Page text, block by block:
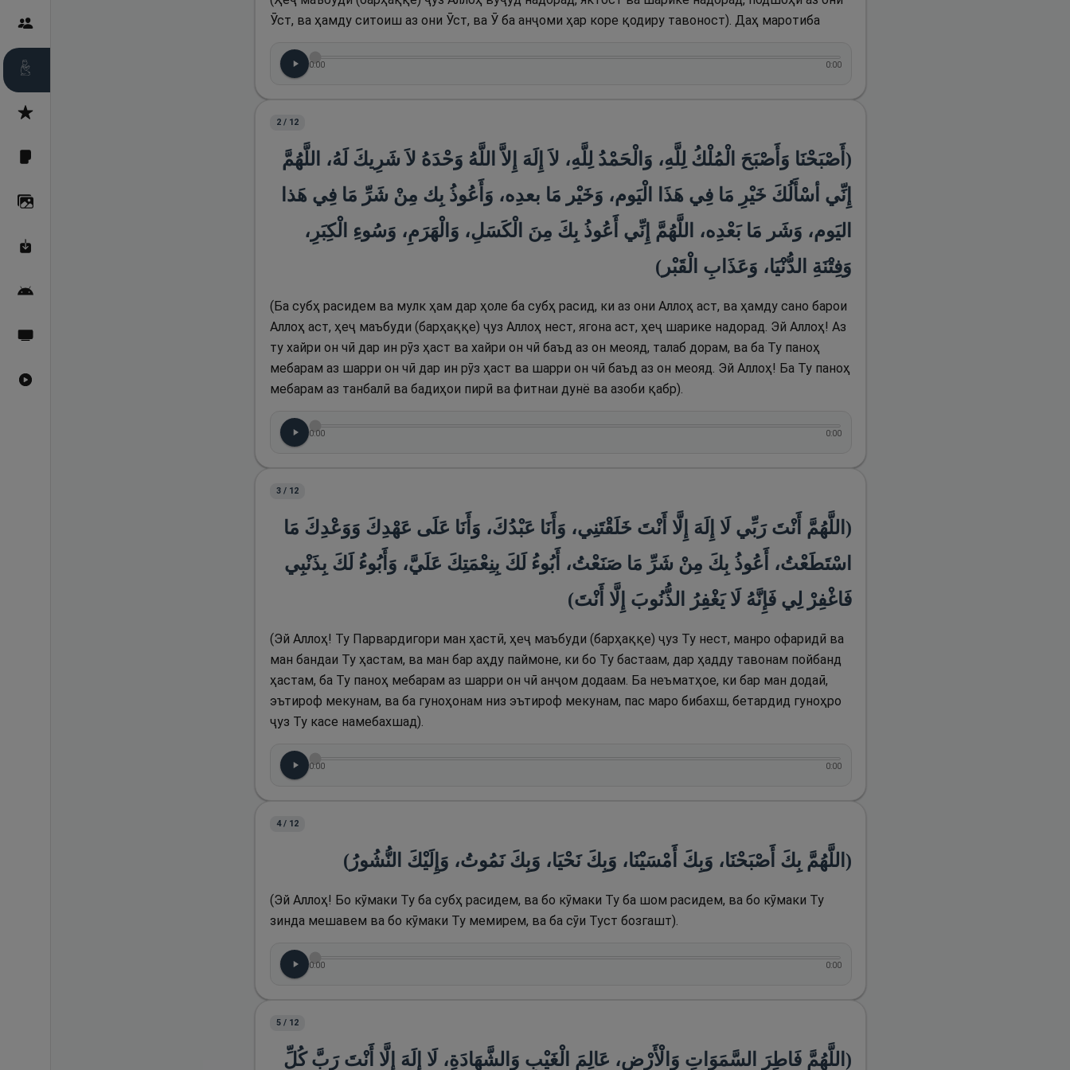
Ӯст, ва ҳамду ситоиш аз они Ӯст, ва Ӯ ба анҷоми ҳар коре қодиру тавоност). Даҳ маротиба
0:00 0:00
2/ 12
(أَصْبَحْنَا وَأَصْبَحَ الْمُلْكُ لِلَّهِ، وَالْحَمْدُ لِلَّهِ، لاَ إِلَهَ إِلاَّ اللَّهُ وَحْدَهُ لاَ شَرِيكَ لَهُ، اللَّهُمَّ
إِنِّي أسْأَلُكَ خَيْرِ مَا فِي هَذَا الْيَوم، وَخَيْر مَا بعدِه، وَأَعُوذُ بِك مِنْ شَرِّ مَا فِي هَذا
اليَوم، وَشَر مَا بَعْدِه، اللَّهُمَّ إِنِّي أَعُوذُ بِكَ مِنَ الْكَسَلِ، وَالْهَرَمِ، وَسُوءِ الْكِبَرِ،
وَفِتْنَةِ الدُّنْيَا، وَعَذَابِ الْقَبْر)
(Ба субҳ расидем ва мулк ҳам дар ҳоле ба субҳ расид, ки аз они Аллоҳ аст, ва ҳамду сано барои
Аллоҳ аст, ҳеҷ маъбуди (барҳаққе) ҷуз Аллоҳ нест, ягона аст, ҳеҷ шарике надорад. Эй Аллоҳ! Аз
ту хайри он чӣ дар ин рӯз ҳаст ва хайри он чӣ баъд аз он меояд, талаб дорам, ва ба Ту паноҳ
мебарам аз шарри он чӣ дар ин рӯз ҳаст ва шарри он чӣ баъд аз он меояд. Эй Аллоҳ! Ба Ту паноҳ
мебарам аз танбалӣ ва бадиҳои пирӣ ва фитнаи дунё ва азоби қабр).
0:00 0:00
3/ 12
(اللَّهُمَّ أَنْتَ رَبِّي لَا إِلَهَ إِلَّا أَنْتَ خَلَقْتَنِي، وَأَنَا عَبْدُكَ، وَأَنَا عَلَى عَهْدِكَ وَوَعْدِكَ مَا
اسْتَطَعْتُ، أَعُوذُ بِكَ مِنْ شَرِّ مَا صَنَعْتُ، أَبُوءُ لَكَ بِنِعْمَتِكَ عَلَيَّ، وَأَبُوءُ لَكَ بِذَنْبِي
فَاغْفِرْ لِي فَإِنَّهُ لَا يَغْفِرُ الذُّنُوبَ إِلَّا أَنْتَ)
(Эй Аллоҳ! Ту Парвардигори ман ҳастӣ, ҳеҷ маъбуди (барҳаққе) ҷуз Ту нест, манро офаридӣ ва
ман бандаи Ту ҳастам, ва ман бар аҳду паймоне, ки бо Ту бастаам, дар ҳадду тавонам пойбанд
ҳастам, ба Ту паноҳ мебарам аз шарри он чӣ анҷом додаам. Ба неъматҳое, ки бар ман додаӣ,
эътироф мекунам, ва ба гуноҳонам низ эътироф мекунам, пас маро бибахш, бетардид гуноҳро
ҷуз Ту касе намебахшад).
0:00 0:00
4/ 12
(اللَّهُمَّ بِكَ أَصْبَحْنَا، وَبِكَ أَمْسَيْنَا، وَبِكَ نَحْيَا، وَبِكَ نَمُوتُ، وَإِلَيْكَ النُّشُورُ)
(Эй Аллоҳ! Бо кӯмаки Ту ба субҳ расидем, ва бо кӯмаки Ту ба шом расидем, ва бо кӯмаки Ту
зинда мешавем ва бо кӯмаки Ту мемирем, ва ба сӯи Туст бозгашт).
0:00 0:00
5/ 12
(اللَّهُمَّ فَاطِرَ السَّمَوَاتِ وَالْأَرْضِ، عَالِمَ الْغَيْبِ وَالشَّهَادَةِ، لَا إِلَهَ إِلَّا أَنْتَ رَبَّ كُلِّ